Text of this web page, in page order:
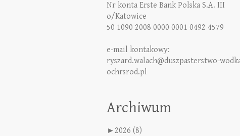
Nr konta Erste Bank Polska S.A. III
o/Katowice
50 1090 2008 0000 0001 0492 4579
e-mail kontakowy:
ryszard.walach@duszpasterstwo-
ochrsrod.pl
Archiwum
►2026 (8)